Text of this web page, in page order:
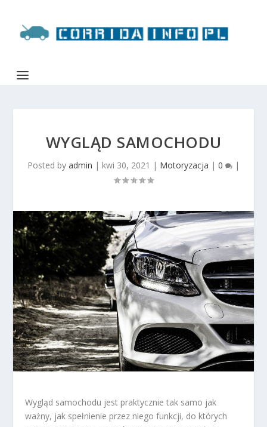
WYGLĄD SAMOCHODU
Posted by admin | kwi 30, 2021 | Motoryzacja | 0 |
Wygląd samochodu jest praktycznie tak samo jak
ważny, jak spełnienie przez niego funkcji, do których